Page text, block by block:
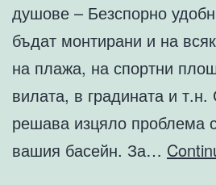
душове – Безспорно
бъдат монтирани и на
на плажа, на спортни
вилата, в градината и
решава изцяло проблема
вашия басейн. За…